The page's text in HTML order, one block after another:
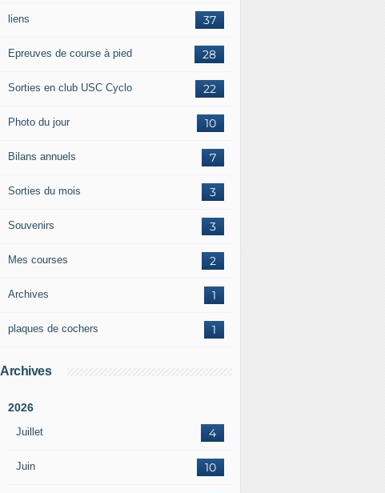
37
liens
28
Epreuves de course à pied
22
Sorties en club USC Cyclo
10
Photo du jour
7
Bilans annuels
3
Sorties du mois
3
Souvenirs
2
Mes courses
1
Archives
1
plaques de cochers
Archives
2026
Juillet 4
Juin 10